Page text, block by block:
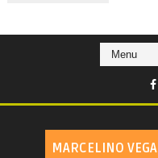
MARCELINO VEGA